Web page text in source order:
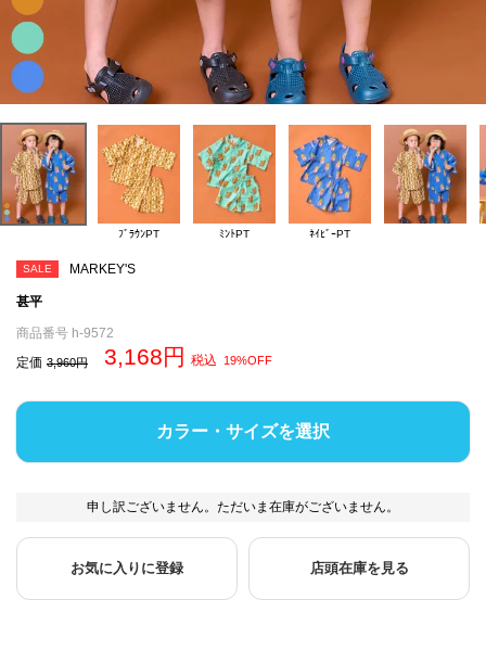
ﾌﾞﾗｳﾝPT ﾐﾝﾄPT ﾈｲﾋﾞｰPT
SALE MARKEY'S
甚平
商品番号 h-9572
定価 3,960 3,168 税込 19%OFF
カラー・サイズを選択
申し訳ございません。ただいま在庫がございません。
お気に入りに登録 店頭在庫を見る